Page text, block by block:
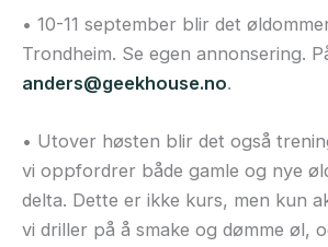
• 10-11 september blir det
Trondheim. Se egen annonsering.
anders@geekhouse.no.
• Utover høsten blir det også
vi oppfordrer både gamle og nye
delta. Dette er ikke kurs, men kun
vi driller på å smake og dømme øl,